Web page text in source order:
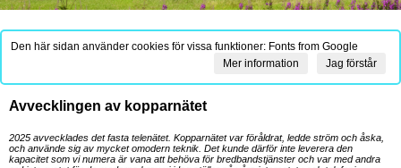
Den här sidan använder cookies för vissa funktioner: Fonts from Google
Jag förstår
Mer information
Avvecklingen av kopparnätet
2025 avvecklades det fasta telenätet. Kopparnätet var föråldrat, ledde ström och åska,
och använde sig av mycket omodern teknik. Det kunde därför inte leverera den
kapacitet som vi numera är vana att behöva för bredbandstjänster och var med andra